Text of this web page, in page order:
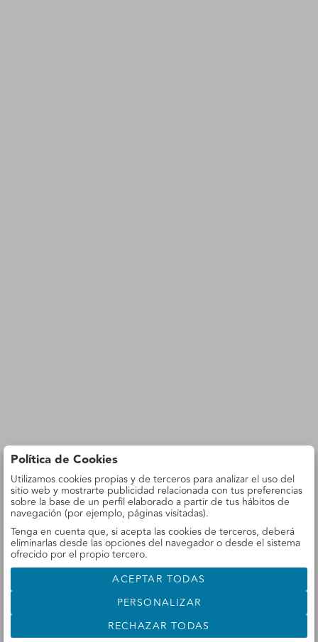
Política de Cookies
Utilizamos cookies propias y de terceros para analizar el uso del
sitio web y mostrarte publicidad relacionada con tus preferencias
sobre la base de un perfil elaborado a partir de tus hábitos de
navegación (por ejemplo, páginas visitadas).
Tenga en cuenta que, si acepta las cookies de terceros, deberá
eliminarlas desde las opciones del navegador o desde el sistema
ofrecido por el propio tercero.
ACEPTAR TODAS
PERSONALIZAR
RECHAZAR TODAS